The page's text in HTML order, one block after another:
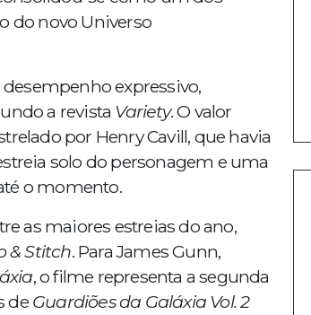
do novo Universo
expressivo,
a revista Variety. O valor
por Henry Cavill, que havia
solo do personagem e uma
o momento.
as maiores estreias do ano,
& Stitch. Para James Gunn,
, o filme representa a segunda
de Guardiões da Galáxia Vol. 2